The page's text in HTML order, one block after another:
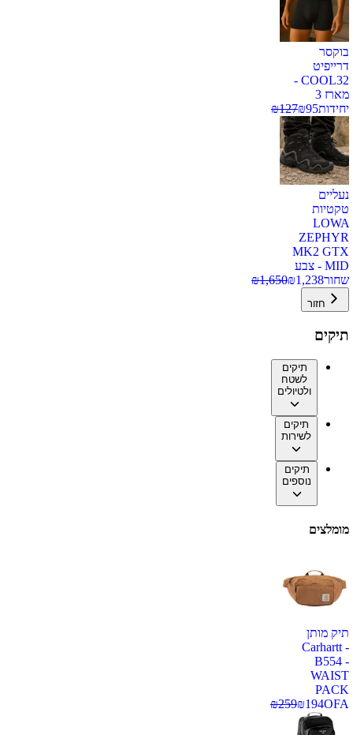
בוקסר
דרייפיט
COOL32 -
מארז 3
יחידות
₪95
₪127
נעליים
טקטיות
LOWA
ZEPHYR
MK2 GTX
MID - צבע
שחור
₪1,238
₪1,650
חזור
תיקים
תיקים
לשטח
ולטיולים
תיקים
לשירות
תיקים
נוספים
מומלצים
תיק מותן
Carhartt -
B554 -
WAIST
PACK
OFA
₪194
₪259